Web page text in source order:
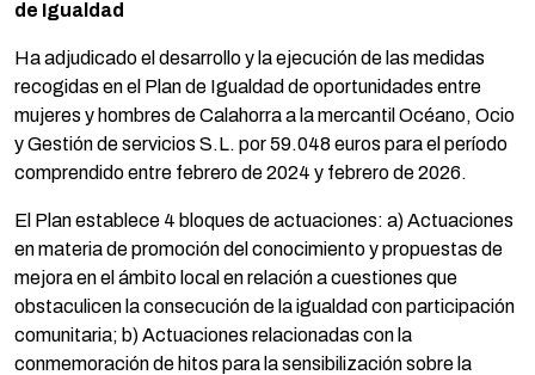
de Igualdad
Ha adjudicado el desarrollo y la ejecución de las medidas
recogidas en el Plan de Igualdad de oportunidades entre
mujeres y hombres de Calahorra a la mercantil Océano, Ocio
y Gestión de servicios S.L. por 59.048 euros para el período
comprendido entre febrero de 2024 y febrero de 2026.
El Plan establece 4 bloques de actuaciones: a) Actuaciones
en materia de promoción del conocimiento y propuestas de
mejora en el ámbito local en relación a cuestiones que
obstaculicen la consecución de la igualdad con participación
comunitaria; b) Actuaciones relacionadas con la
conmemoración de hitos para la sensibilización sobre la